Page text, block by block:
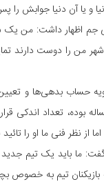
و یا آن دنیا
جم اظهار داشت: من یک
شهر من را دوست دارند
حساب بدهی‌ها و
بوده، تعداد اندکی
از نظر فنی ما او را
ما باید یک تیم
بازیکنان تیم به خصوص